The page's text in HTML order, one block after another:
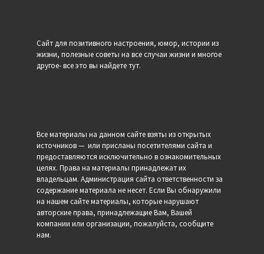
Сайт для позитивного настроения, юмор, истории из
жизни, полезные советы на все случаи жизни и многое
другое- все это вы найдете тут.
Все материалы на данном сайте взяты из открытых
источников — или присланы посетителями сайта и
предоставляются исключительно в ознакомительных
целях. Права на материалы принадлежат их
владельцам. Администрация сайта ответственности за
содержание материала не несет. Если Вы обнаружили
на нашем сайте материалы, которые нарушают
авторские права, принадлежащие Вам, Вашей
компании или организации, пожалуйста, сообщите
нам.